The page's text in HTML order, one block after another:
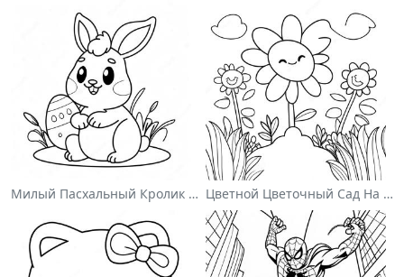
Милый Пасхальный Кролик На Раскраске Цветной Цветочный Сад На Раскраске